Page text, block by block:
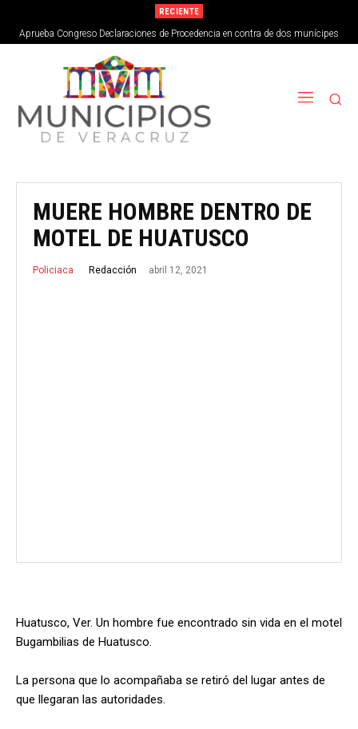
RECIENTE
Aprueba Congreso Declaraciones de Procedencia en contra de dos munícipes
MUERE HOMBRE DENTRO DE
MOTEL DE HUATUSCO
Policiaca Redacción abril 12, 2021
Huatusco, Ver. Un hombre fue encontrado sin vida en el motel
Bugambilias de Huatusco.
La persona que lo acompañaba se retiró del lugar antes de
que llegaran las autoridades.